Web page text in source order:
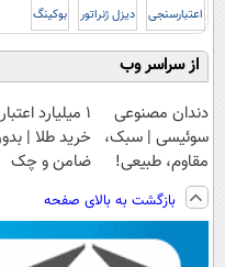
اعتبارسنجی دیزل ژنراتور بوکینگ
از سراسر وب
دندان مصنوعی
سوئیسی | سبک،
مقاوم، طبیعی!
ویزیت
رایگان+پرداخت
اقساطی😍
۱ میلیارد اعتبار
خرید طلا |
ضامن و چک
بازگشت به بالای صفحه